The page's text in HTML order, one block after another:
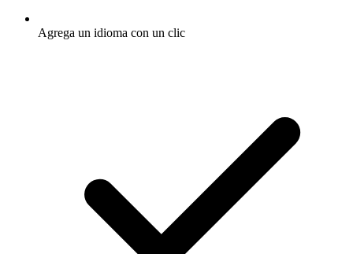
Agrega un idioma con un clic